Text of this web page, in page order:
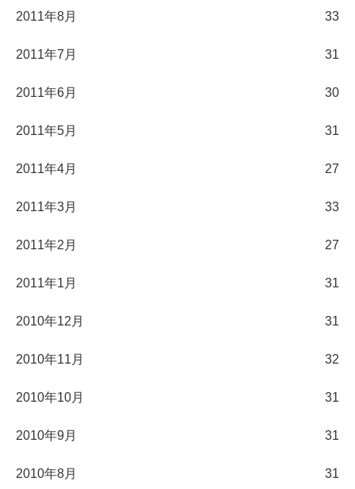
2011年8月 33
2011年7月 31
2011年6月 30
2011年5月 31
2011年4月 27
2011年3月 33
2011年2月 27
2011年1月 31
2010年12月 31
2010年11月 32
2010年10月 31
2010年9月 31
2010年8月 31